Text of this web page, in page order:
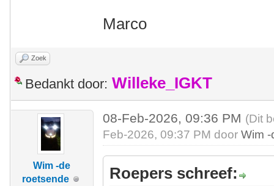
Marco
Zoek
Bedankt door: Willeke_IGKT
Wim -de
roetsende
08-Feb-2026, 09:36 PM (Dit
Feb-2026, 09:37 PM doorWim
Roepers schreef: